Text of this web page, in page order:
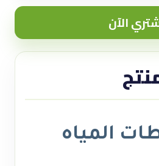
لمحطات
VESSEL
WATER
الآن
المياه